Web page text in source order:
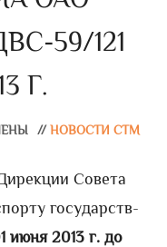
59/121
Г.
// НОВОСТИ СТМ
Совета
государств-
июня 2013 г. до